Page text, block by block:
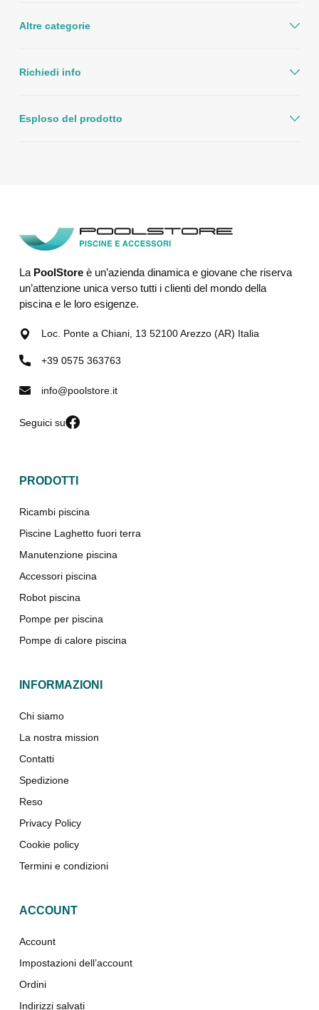
Altre categorie
Richiedi info
Esploso del prodotto
La PoolStoreè un’azienda dinamica e giovane che riserva
un’attenzione unica verso tutti i clienti del mondo della
piscina e le loro esigenze.
Loc. Ponte a Chiani, 13 52100 Arezzo (AR) Italia
+39 0575 363763
info@poolstore.it
Seguici su
PRODOTTI
Ricambi piscina
Piscine Laghetto fuori terra
Manutenzione piscina
Accessori piscina
Robot piscina
Pompe per piscina
Pompe di calore piscina
INFORMAZIONI
Chi siamo
La nostra mission
Contatti
Spedizione
Reso
Privacy Policy
Cookie policy
Termini e condizioni
ACCOUNT
Account
Impostazioni dell’account
Ordini
Indirizzi salvati